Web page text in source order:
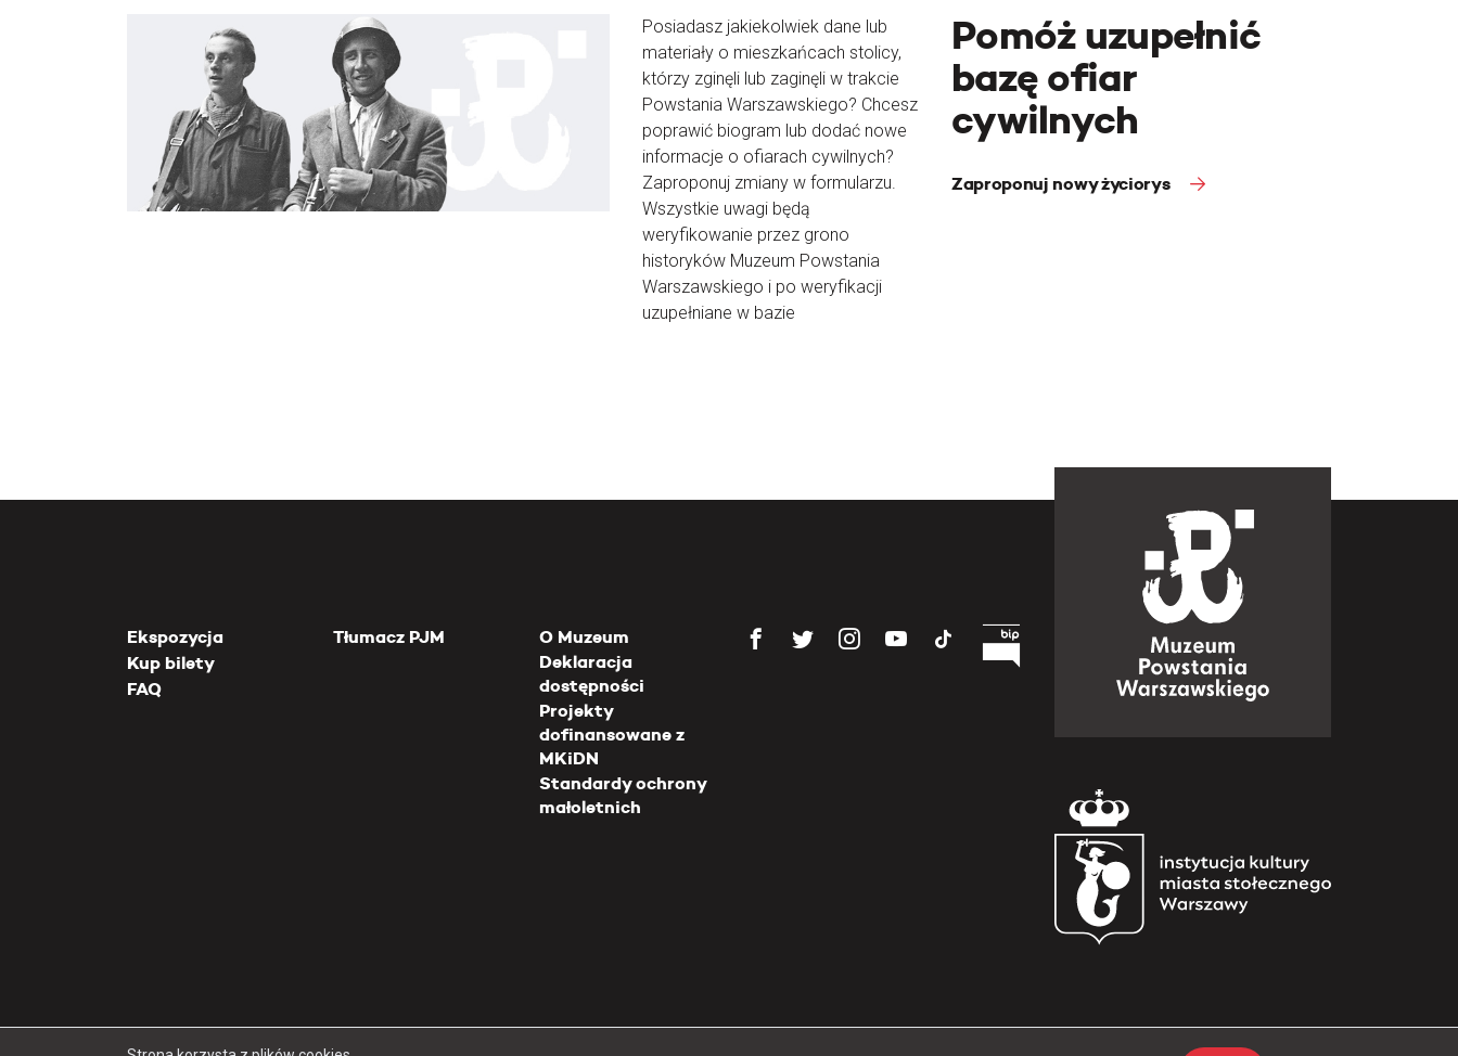
Posiadasz jakiekolwiek dane lub
materiały o mieszkańcach stolicy,
którzy zginęli lub zaginęli w trakcie
Powstania Warszawskiego? Chcesz
poprawić biogram lub dodać nowe
informacje o ofiarach cywilnych?
Zaproponuj zmiany w formularzu.
Wszystkie uwagi będą
weryfikowanie przez grono
historyków Muzeum Powstania
Warszawskiego i po weryfikacji
uzupełniane w bazie
Pomóż uzupełnić
bazę ofiar
cywilnych
Zaproponuj nowy życiorys
Ekspozycja
Kup bilety
FAQ
Tłumacz PJM
O Muzeum
Deklaracja
dostępności
Projekty
dofinansowane z
MKiDN
Standardy ochrony
małoletnich